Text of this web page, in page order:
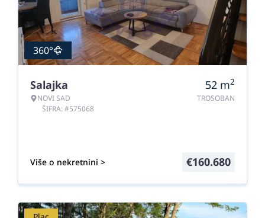
360°
Salajka
NOVI SAD
ŠIFRA: #575068
52 m2
TROSOBAN
Više o nekretnini > €160.680